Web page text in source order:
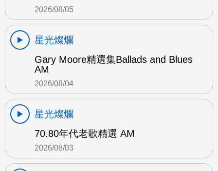
2026/08/05
星光燦爛
Gary Moore精選集Ballads and Blues
AM
2026/08/04
星光燦爛
70.80年代老歌精選 AM
2026/08/03